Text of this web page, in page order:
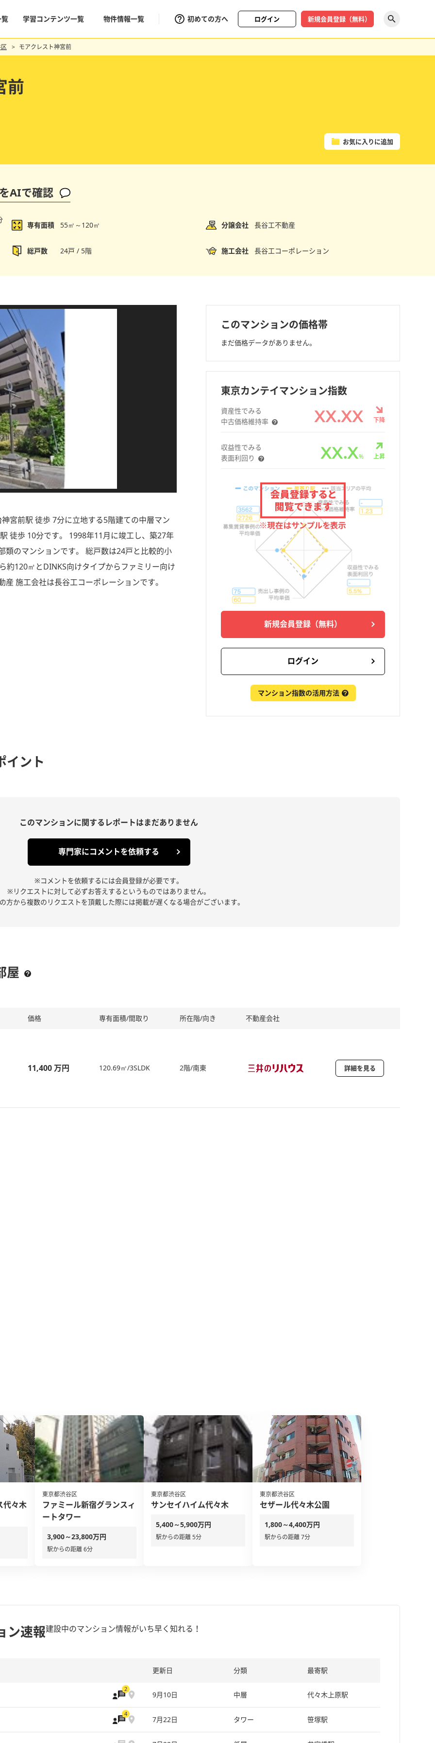
学習コンテンツ一覧 物件情報一覧 初めての方へ ログイン 新規会員登録（無料）
モアクレスト神宮前
前
お気に入りに追加
AIで確認
専有面積 55㎡～120㎡ 分譲会社 長谷工不動産
総戸数 24戸 / 5階 施工会社 長谷工コーポレーション
このマンションの価格帯
まだ価格データがありません。
東京カンテイマンション指数
資産性でみる
中古価格維持率
XX.XX 下降
収益性でみる
表面利回り
XX.X% 上昇
新規会員登録 （無料）
ログイン
マンション指数の活用方法
宮前駅 徒歩 7分に立地する5階建ての中層マン
徒歩 10分です。 1998年11月に竣工し、築27年
類のマンションです。 総戸数は24戸と比較的小
約120㎡とDINKS向けタイプからファミリー向け
施工会社は長谷工コーポレーションです。
イント
このマンションに関する レポートはまだありません
専門家にコメントを依頼する
※コメントを依頼するには会員登録が必要です。
※リクエストに対して必ずお答えするというものではありません。
方から複数のリクエストを頂戴した際には掲載が遅くなる場合がございます。
屋
価格 専有面積/間取り 所在階/向き 不動産会社
11,400 万円 120.69㎡/3SLDK 2階/南東 詳細を見る
代々木
東京都渋谷区
ファミール新宿グランスィ
ートタワー
3,900～23,800万円
駅からの距離 6分
東京都渋谷区
サンセイハイム代々木
5,400～5,900万円
駅からの距離 5分
東京都渋谷区
セザール代々木公園
1,800～4,400万円
駅からの距離 7分
ン速報建設中のマンション情報がいち早く知れる！
更新日 分類 最寄駅
2
9月10日 中層 代々木上原駅
4
7月22日 タワー 笹塚駅